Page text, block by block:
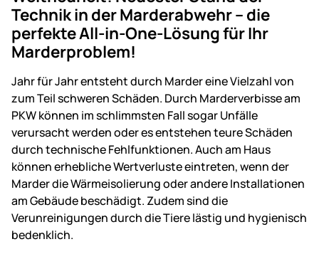
Technik in der Marderabwehr – die
perfekte All-in-One-Lösung für Ihr
Marderproblem!
Jahr für Jahr entsteht durch Marder eine Vielzahl von
zum Teil schweren Schäden. Durch Marderverbisse am
PKW können im schlimmsten Fall sogar Unfälle
verursacht werden oder es entstehen teure Schäden
durch technische Fehlfunktionen. Auch am Haus
können erhebliche Wertverluste eintreten, wenn der
Marder die Wärmeisolierung oder andere Installationen
am Gebäude beschädigt. Zudem sind die
Verunreinigungen durch die Tiere lästig und hygienisch
bedenklich.